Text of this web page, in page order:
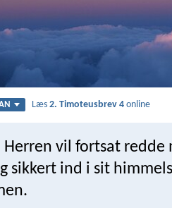
Læs2. Timoteusbrev 4 online
Herren vil fortsat
sikkert ind i sit